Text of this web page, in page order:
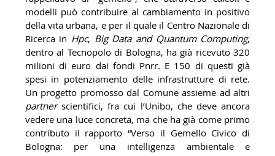
modelli può contribuire al cambiamento in positivo
della vita urbana, e per il quale il Centro Nazionale di
Ricerca in Hpc, Big Data and Quantum Computing,
dentro al Tecnopolo di Bologna, ha già ricevuto 320
milioni di euro dai fondi Pnrr. E 150 di questi già
spesi in potenziamento delle infrastrutture di rete.
Un progetto promosso dal Comune assieme ad altri
partnerscientifici, fra cui l’Unibo, che deve ancora
vedere una luce concreta, ma che ha già come primo
contributo il rapporto “Verso il Gemello Civico di
Bologna: per una intelligenza ambientale e